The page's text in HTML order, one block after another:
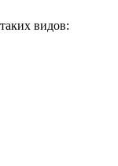
видов: